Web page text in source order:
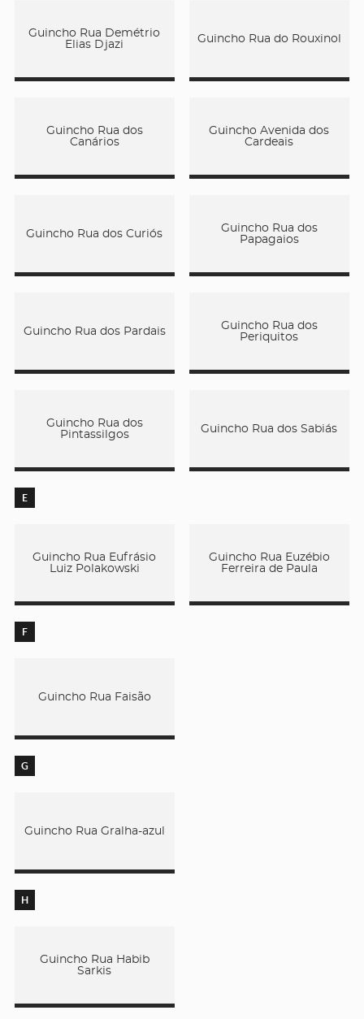
Guincho Rua Demétrio
Elias Djazi
Guincho Rua do Rouxinol
Guincho Rua dos
Canários
Guincho Avenida dos
Cardeais
Guincho Rua dos Curiós
Guincho Rua dos
Papagaios
Guincho Rua dos Pardais
Guincho Rua dos
Periquitos
Guincho Rua dos
Pintassilgos
Guincho Rua dos Sabiás
E
Guincho Rua Eufrásio
Luiz Polakowski
Guincho Rua Euzébio
Ferreira de Paula
F
Guincho Rua Faisão
G
Guincho Rua Gralha-azul
H
Guincho Rua Habib
Sarkis